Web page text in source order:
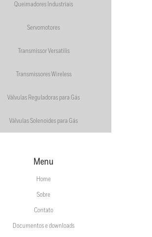
Queimadores Industriais
Servomotores
Transmissor Versatilis
Transmissores Wireless
Válvulas Reguladoras para Gás
Válvulas Solenoides para Gás
Menu
Home
Sobre
Contato
Documentos e downloads